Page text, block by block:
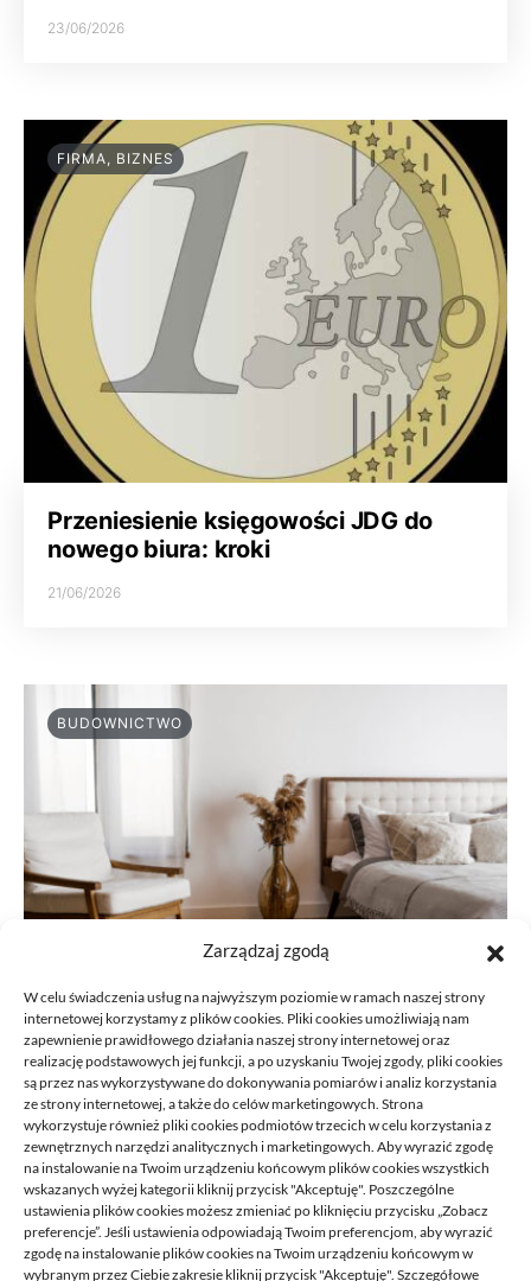
Zarządzaj zgodą
W celu świadczenia usług na najwyższym poziomie w ramach naszej strony
internetowej korzystamy z plików cookies. Pliki cookies umożliwiają nam
zapewnienie prawidłowego działania naszej strony internetowej oraz
realizację podstawowych jej funkcji, a po uzyskaniu Twojej zgody, pliki cookies
są przez nas wykorzystywane do dokonywania pomiarów i analiz korzystania
ze strony internetowej, a także do celów marketingowych. Strona
wykorzystuje również pliki cookies podmiotów trzecich w celu korzystania z
zewnętrznych narzędzi analitycznych i marketingowych. Aby wyrazić zgodę
na instalowanie na Twoim urządzeniu końcowym plików cookies wszystkich
wskazanych wyżej kategorii kliknij przycisk "Akceptuję". Poszczególne
ustawienia plików cookies możesz zmieniać po kliknięciu przycisku „Zobacz
preferencje”. Jeśli ustawienia odpowiadają Twoim preferencjom, aby wyrazić
zgodę na instalowanie plików cookies na Twoim urządzeniu końcowym w
wybranym przez Ciebie zakresie kliknij przycisk "Akceptuję". Szczegółowe
23/06/2026
FIRMA, BIZNES
Przeniesienie księgowości JDG do
nowego biura: kroki
21/06/2026
BUDOWNICTWO
Podłoga do przedpokoju przy wejściu
do domu: jak nie pomylić estetyki z
praktyką
10/06/2026